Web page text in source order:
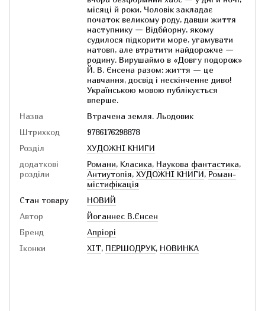
місяці й роки. Чоловік закладає
початок великому роду, давши життя
наступнику — Відбйорну, якому
судилося підкорити море, угамувати
натовп, але втратити найдорожче —
родину. Вирушаймо в «Довгу подорож»
Й. В. Єнсена разом: життя — це
навчання, досвід і нескінченне диво!
Українською мовою публікується
вперше.
Назва
Втрачена земля. Льодовик
Штрихкод
9786176298878
Розділ
ХУДОЖНІ КНИГИ
додаткові
розділи
Романи, Класика, Наукова фантастика,
Антиутопія, ХУДОЖНІ КНИГИ, Роман-
містифікація
Стан товару
НОВИЙ
Автор
Йоганнес В.Єнсен
Бренд
Апріорі
Іконки
ХІТ, ПЕРШОДРУК, НОВИНКА